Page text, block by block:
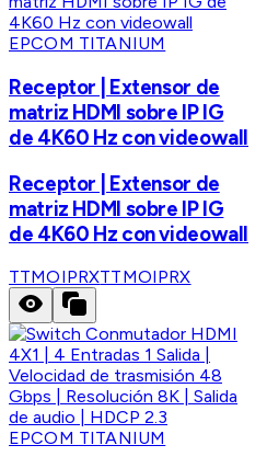
EPCOM TITANIUM
Receptor | Extensor de
matriz HDMI sobre IP IG
de 4K60 Hz con videowall
Receptor | Extensor de
matriz HDMI sobre IP IG
de 4K60 Hz con videowall
TTMOIPRXTTMOIPRX
EPCOM TITANIUM